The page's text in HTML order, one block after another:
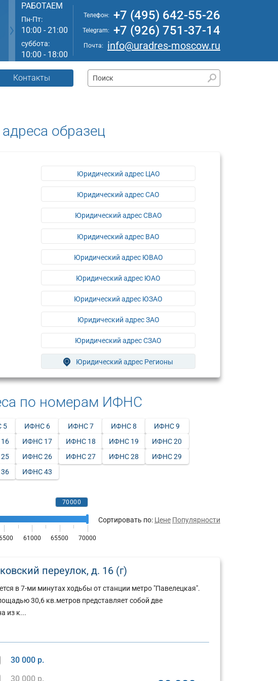
РАБОТАЕМ
Пн-Пт:
10:00 - 21:00
суббота:
10:00 - 18:00
Телефон: +7 (495) 642-55-26
Telegram: +7 (926) 751-37-14
Почта: info@uradres-moscow.ru
Контакты
образец
Юридический адрес ЦАО
Юридический адрес САО
Юридический адрес СВАО
Юридический адрес ВАО
Юридический адрес ЮВАО
Юридический адрес ЮАО
Юридический адрес ЮЗАО
Юридический адрес ЗАО
Юридический адрес СЗАО
Юридический адрес Регионы
по номерам ИФНС
5 ИФНС 6 ИФНС 7 ИФНС 8
ИФНС 9
ИФНС 17 ИФНС 18 ИФНС 19
ИФНС 20
ИФНС 26 ИФНС 27 ИФНС 28
ИФНС 29
ИФНС 43
Сортировать по: Цене Популярности
переулок, д. 16 (г)
в 7-ми минутах ходьбы от станции метро "Павелецкая".
30,6 кв.метров представляет собой две
из к...
30 000 р.
30 000 р.